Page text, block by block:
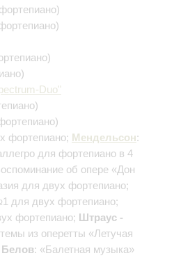
Duo"
фортепиано; Мендельсон:
для фортепиано в 4
об опере «Дон
для двух фортепиано;
для двух фортепиано;
фортепиано; Штраус -
из оперетты «Летучая
Белов: «Балетная музыка»